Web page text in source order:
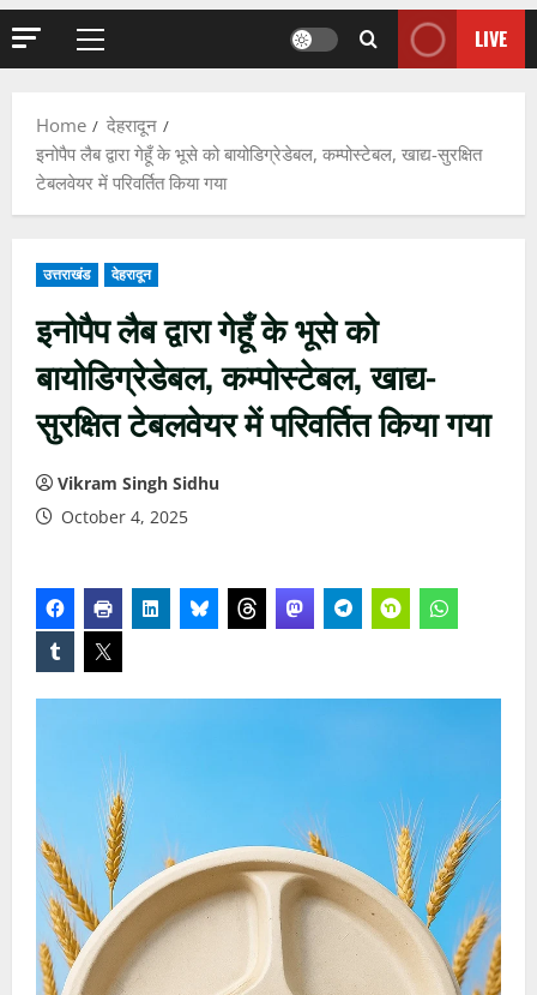
Primary
LIVE
Home
देहरादून
इनोपैप लैब द्वारा गेहूँ के भूसे को बायोडिग्रेडेबल, कम्पोस्टेबल, खाद्य-सुरक्षित
टेबलवेयर में परिवर्तित किया गया
उत्तराखंड देहरादून
इनोपैप लैब द्वारा गेहूँ के भूसे को
बायोडिग्रेडेबल, कम्पोस्टेबल, खाद्य-
सुरक्षित टेबलवेयर में परिवर्तित किया गया
Vikram Singh Sidhu
October 4, 2025